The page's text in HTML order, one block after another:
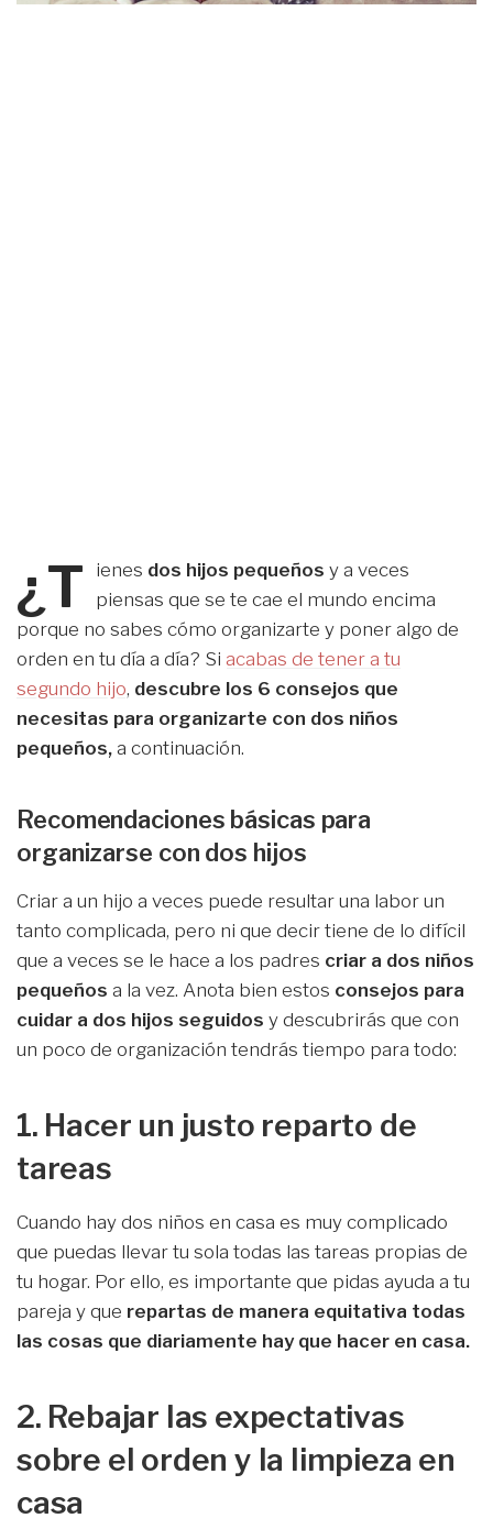
¿T ienes dos hijos pequeños y a veces
piensas que se te cae el mundo encima
porque no sabes cómo organizarte y poner algo de
orden en tu día a día? Si acabas de tener a tu
segundo hijo, descubre los 6 consejos que
necesitas para organizarte con dos niños
pequeños, a continuación.
Recomendaciones básicas para
organizarse con dos hijos
Criar a un hijo a veces puede resultar una labor un
tanto complicada, pero ni que decir tiene de lo difícil
que a veces se le hace a los padres criar a dos niños
pequeños a la vez. Anota bien estos consejos para
cuidar a dos hijos seguidos y descubrirás que con
un poco de organización tendrás tiempo para todo:
1. Hacer un justo reparto de
tareas
Cuando hay dos niños en casa es muy complicado
que puedas llevar tu sola todas las tareas propias de
tu hogar. Por ello, es importante que pidas ayuda a tu
pareja y que repartas de manera equitativa todas
las cosas que diariamente hay que hacer en casa.
2. Rebajar las expectativas
sobre el orden y la limpieza en
casa